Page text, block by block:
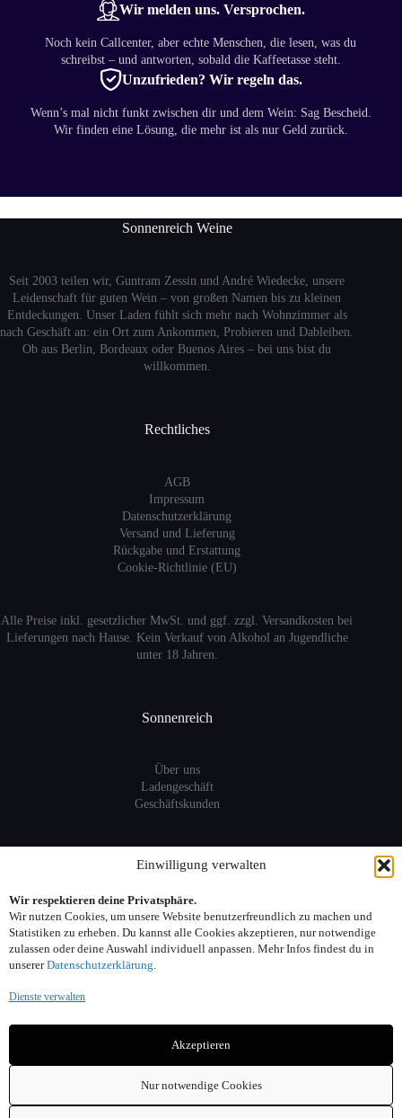
Einwilligung verwalten
Wir respektieren deine Privatsphäre.
Wir nutzen Cookies, um unsere Website benutzerfreundlich zu machen und
Statistiken zu erheben. Du kannst alle Cookies akzeptieren, nur notwendige
zulassen oder deine Auswahl individuell anpassen. Mehr Infos findest du in
unsererDatenschutzerklärung.
Dienste verwalten
Akzeptieren
Nur notwendige Cookies
Wir melden uns. Versprochen.
Noch kein Callcenter, aber echte Menschen, die lesen, was du
schreibst – und antworten, sobald die Kaffeetasse steht.
Unzufrieden? Wir regeln das.
Wenn’s mal nicht funkt zwischen dir und dem Wein: Sag Bescheid.
Wir finden eine Lösung, die mehr ist als nur Geld zurück.
Sonnenreich Weine
Seit 2003 teilen wir, Guntram Zessin und André Wiedecke, unsere
Leidenschaft für guten Wein – von großen Namen bis zu kleinen
Entdeckungen. Unser Laden fühlt sich mehr nach Wohnzimmer als
nach Geschäft an: ein Ort zum Ankommen, Probieren und Dableiben.
Ob aus Berlin, Bordeaux oder Buenos Aires – bei uns bist du
willkommen.
Rechtliches
AGB
Impressum
Datenschutzerklärung
Versand und Lieferung
Rückgabe und Erstattung
Cookie-Richtlinie (EU)
Alle Preise inkl. gesetzlicher MwSt. und ggf. zzgl. Versandkosten bei
Lieferungen nach Hause. Kein Verkauf von Alkohol an Jugendliche
unter 18 Jahren.
Sonnenreich
Über uns
Ladengeschäft
Geschäftskunden
Information
Sitemap
FAQ
Adresse: Seelower Strasse 6, 10439 Berlin
Email: info(at)sonnenreich-weine.de